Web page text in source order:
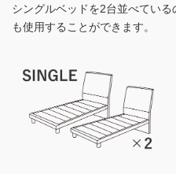
シングルベッドを2台並べてい
も使用することができます。